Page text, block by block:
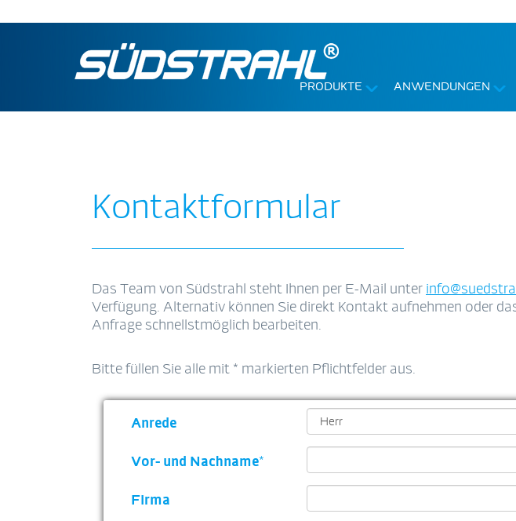
PRODUKTE ANWENDUNGEN
Kontaktformular
Das Team von Südstrahl steht Ihnen per E-Mail unter
Verfügung. Alternativ können Sie direkt Kontakt aufnehmen oder
Anfrage schnellstmöglich bearbeiten.
Bitte füllen Sie alle mit * markierten Pflichtfelder aus.
Anrede
Vor- und Nachname*
Firma